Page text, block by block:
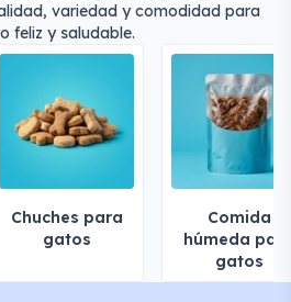
variedad y comodidad para
feliz y saludable.
Chuches para
gatos
Comida
húmeda
gatos